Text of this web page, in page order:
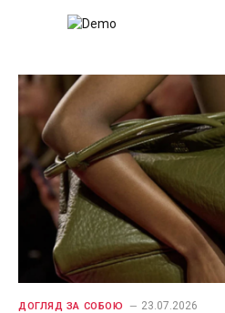
ДОГЛЯД ЗА СОБОЮ 23.07.2026